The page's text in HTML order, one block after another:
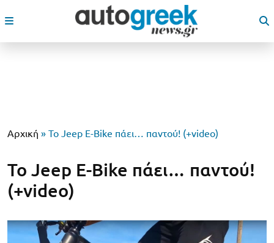
Αρχική » Το Jeep Ε-Bike πάει… παντού! (+video)
Το Jeep Ε-Bike πάει… παντού!
(+video)